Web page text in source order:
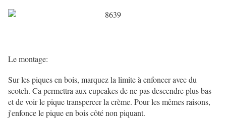
Le montage:
Sur les piques en bois, marquez la limite à enfoncer avec du
scotch. Ca permettra aux cupcakes de ne pas descendre plus bas
et de voir le pique transpercer la crème. Pour les mêmes raisons,
j'enfonce le pique en bois côté non piquant.